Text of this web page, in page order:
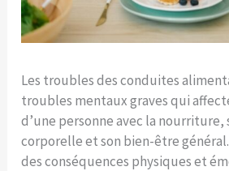
Les troubles des conduites
troubles mentaux graves qui
d’une personne avec la nourriture,
corporelle et son bien-être
des conséquences physiques et